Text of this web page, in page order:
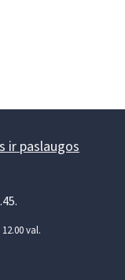
ir paslaugos
val.